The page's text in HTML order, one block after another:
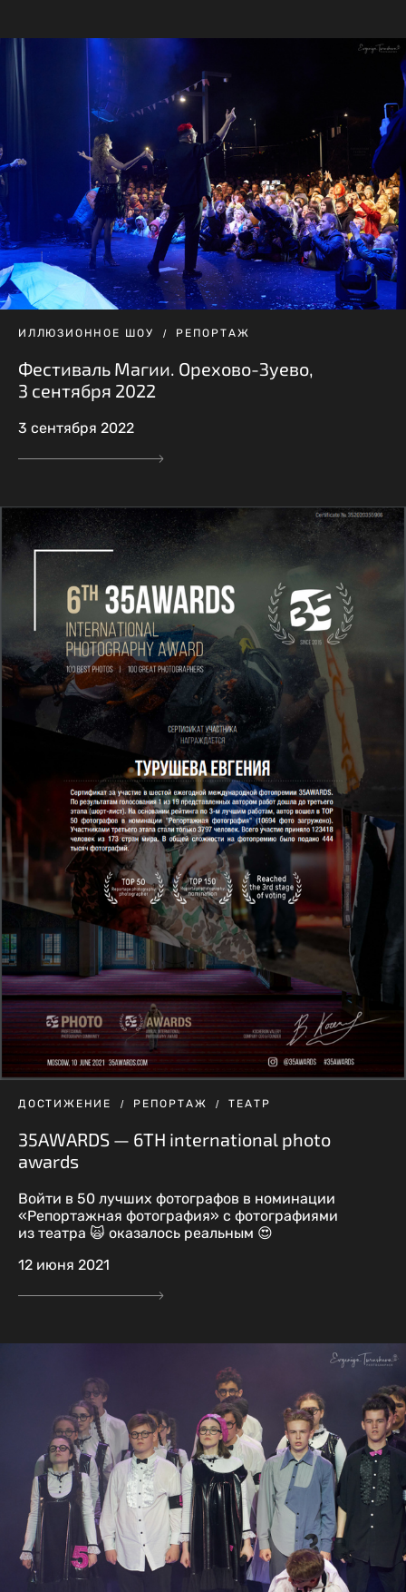
ИЛЛЮЗИОННОЕ ШОУ РЕПОРТАЖ
Фестиваль Магии. Орехово-Зуево,
3 сентября 2022
3 сентября 2022
ДОСТИЖЕНИЕ РЕПОРТАЖ ТЕАТР
35AWARDS — 6TH international photo
awards
Войти в 50 лучших фотографов в номинации
«Репортажная фотография» с фотографиями
из театра 🙀 оказалось реальным 😍
12 июня 2021